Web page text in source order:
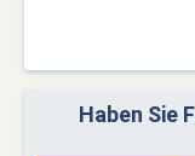
Haben Sie